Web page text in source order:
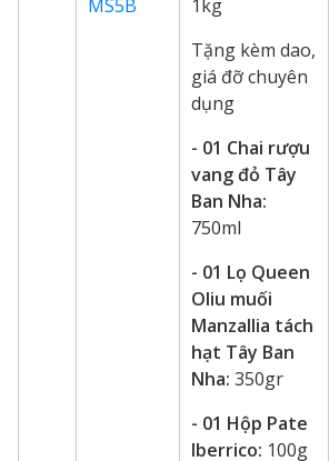
MS5B
1kg
Tặng kèm dao,
giá đỡ chuyên
dụng
- 01 Chai rượu
vang đỏ Tây
Ban Nha:
750ml
- 01 Lọ Queen
Oliu muối
Manzallia tách
hạt Tây Ban
Nha: 350gr
- 01 Hộp Pate
Iberrico: 100g